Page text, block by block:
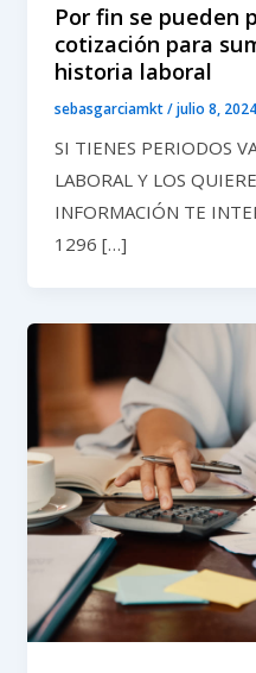
Por fin se pueden
cotización para
historia laboral
sebasgarciamkt/julio 8, 2024
SI TIENES PERIODOS
LABORAL Y LOS
INFORMACIÓN TE
1296 […]